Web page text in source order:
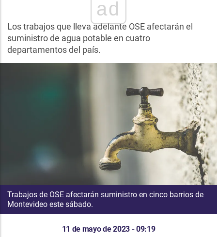
ad
Los trabajos que lleva adelante OSE afectarán el
suministro de agua potable en cuatro
departamentos del país.
Trabajos de OSE afectarán suministro en cinco barrios de
Montevideo este sábado.
11 de mayo de 2023 - 09:19